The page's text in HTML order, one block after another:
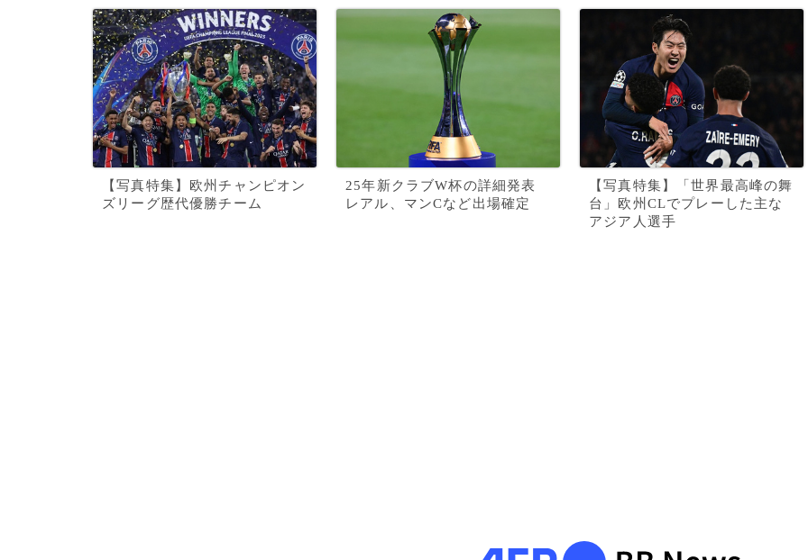
【写真特集】欧州チャンピオン
ズリーグ歴代優勝チーム
25年新クラブW杯の詳細発表
レアル、マンCなど出場確定
【写真特集】「世界最高峰の舞
台」欧州CLでプレーした主な
アジア人選手